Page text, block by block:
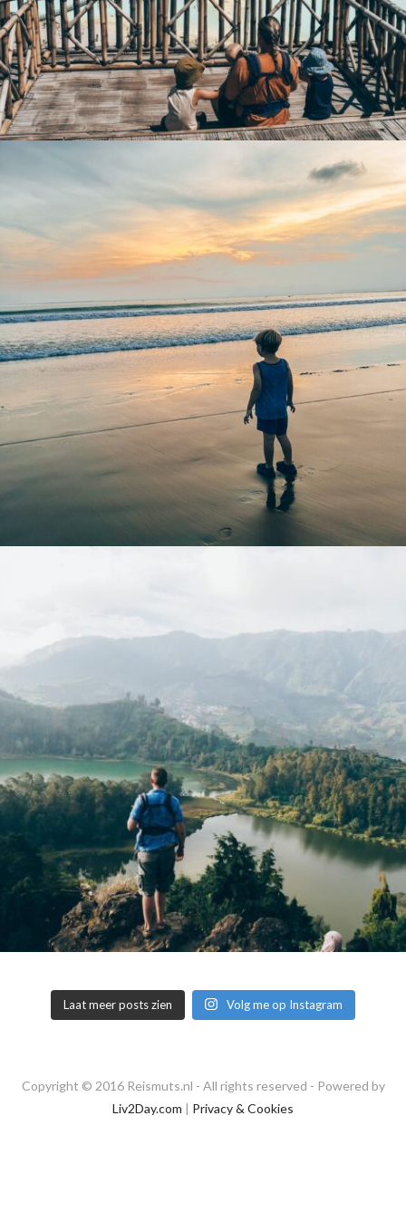
Laat meer posts zien Volg me op Instagram
Copyright © 2016 Reismuts.nl - All rights reserved - Powered by
Liv2Day.com | Privacy & Cookies